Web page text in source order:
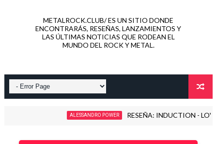
METALROCK.CLUB/ ES UN SITIO DONDE
ENCONTRARÁS, RESEÑAS, LANZAMIENTOS Y
LAS ÚLTIMAS NOTICIAS QUE RODEAN EL
MUNDO DEL ROCK Y METAL.
ALESSANDRO POWER RESEÑA: INDUCTION - LOVE